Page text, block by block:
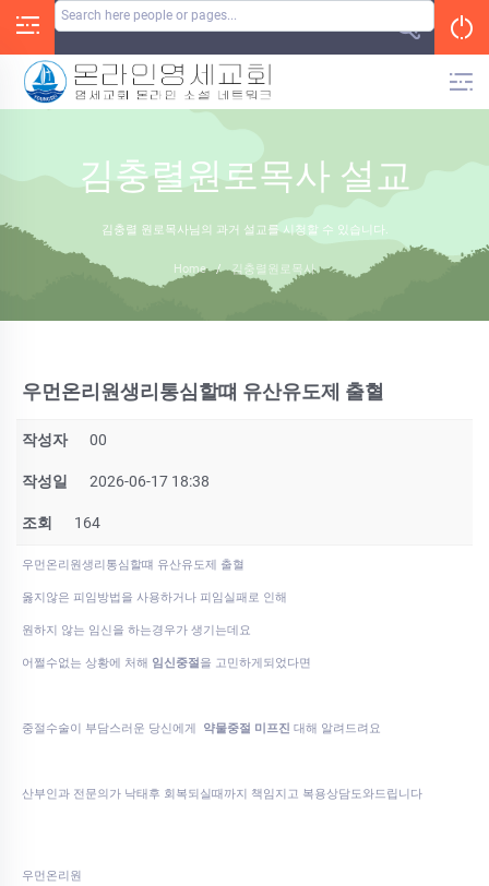
김충렬원로목사 설교
김충렬 원로목사님의 과거 설교를 시청할 수 있습니다.
Home / 김충렬원로목사
우먼온리원생리통심할떄 유산유도제 출혈
작성자 00
작성일 2026-06-17 18:38
조회 164
우먼온리원생리통심할떄 유산유도제 출혈
옳지않은 피임방법을 사용하거나 피임실패로 인해
원하지 않는 임신을 하는경우가 생기는데요
어쩔수없는 상황에 처해 임신중절을 고민하게되었다면
중절수술이 부담스러운 당신에게 약물중절 미프진 대해 알려드려요
산부인과 전문의가 낙태후 회복되실때까지 책임지고 복용상담도와드립니다
우먼온리원